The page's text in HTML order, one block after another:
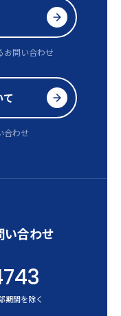
お問い合わせ
合わせ
い合わせ
期間を除く